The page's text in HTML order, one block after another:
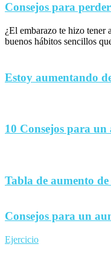
Consejos para
¿El embarazo te hizo tener
buenos hábitos sencillos
Estoy aumentando
10 Consejos para un
Tabla de aumento de
Consejos para un
Ejercicio